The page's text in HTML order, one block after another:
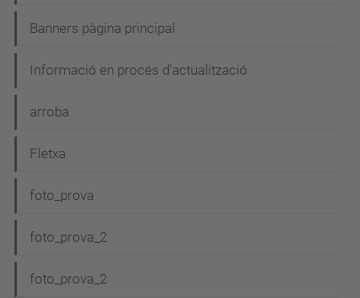
a
v
g
a
i
ó
Banners pàgina principal
Informació en procés d'actualització
arroba
Fletxa
foto_prova
foto_prova_2
foto_prova_2